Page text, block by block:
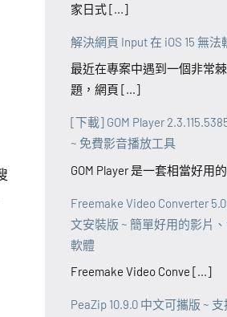
家日式 [...]
解決網頁 Input 在 iOS 15 無法
最近在專案中遇到一個非常
題，網頁 [...]
[下載] GOM Player
~ 免費影音播放工具
GOM Player 是一套相當好用
Freemake Video Converter
文安裝版 ~ 簡單好用的影片
軟體
Freemake Video Conve [...]
PeaZip 10.9.0 中文可攜版 ~